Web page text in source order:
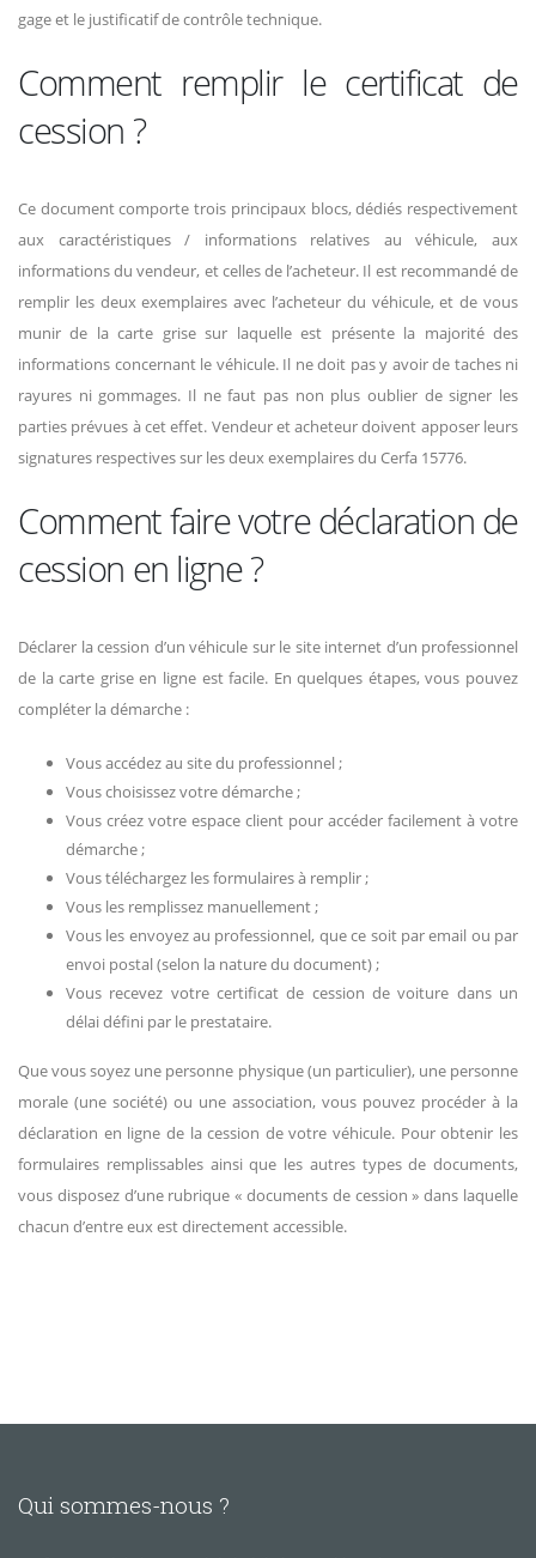
gage et le justificatif de contrôle technique.
Comment remplir le certificat de
cession ?
Ce document comporte trois principaux blocs, dédiés respectivement
aux caractéristiques / informations relatives au véhicule, aux
informations du vendeur, et celles de l’acheteur. Il est recommandé de
remplir les deux exemplaires avec l’acheteur du véhicule, et de vous
munir de la carte grise sur laquelle est présente la majorité des
informations concernant le véhicule. Il ne doit pas y avoir de taches ni
rayures ni gommages. Il ne faut pas non plus oublier de signer les
parties prévues à cet effet. Vendeur et acheteur doivent apposer leurs
signatures respectives sur les deux exemplaires du Cerfa 15776.
Comment faire votre déclaration de
cession en ligne ?
Déclarer la cession d’un véhicule sur le site internet d’un professionnel
de la carte grise en ligne est facile. En quelques étapes, vous pouvez
compléter la démarche :
Vous accédez au site du professionnel ;
Vous choisissez votre démarche ;
Vous créez votre espace client pour accéder facilement à votre
démarche ;
Vous téléchargez les formulaires à remplir ;
Vous les remplissez manuellement ;
Vous les envoyez au professionnel, que ce soit par email ou par
envoi postal (selon la nature du document) ;
Vous recevez votre certificat de cession de voiture dans un
délai défini par le prestataire.
Que vous soyez une personne physique (un particulier), une personne
morale (une société) ou une association, vous pouvez procéder à la
déclaration en ligne de la cession de votre véhicule. Pour obtenir les
formulaires remplissables ainsi que les autres types de documents,
vous disposez d’une rubrique « documents de cession » dans laquelle
chacun d’entre eux est directement accessible.
Qui sommes-nous ?